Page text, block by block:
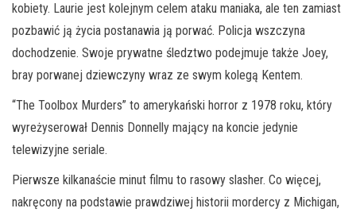
kobiety. Laurie jest kolejnym celem ataku maniaka, ale ten zamiast
pozbawić ją życia postanawia ją porwać. Policja wszczyna
dochodzenie. Swoje prywatne śledztwo podejmuje także Joey,
bray porwanej dziewczyny wraz ze swym kolegą Kentem.
“The Toolbox Murders” to amerykański horror z 1978 roku, który
wyreżyserował Dennis Donnelly mający na koncie jedynie
telewizyjne seriale.
Pierwsze kilkanaście minut filmu to rasowy slasher. Co więcej,
nakręcony na podstawie prawdziwej historii mordercy z Michigan,